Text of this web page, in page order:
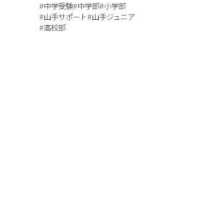
#中学受験#中学部#小学部
#山手サポート#山手ジュニア
#高校部